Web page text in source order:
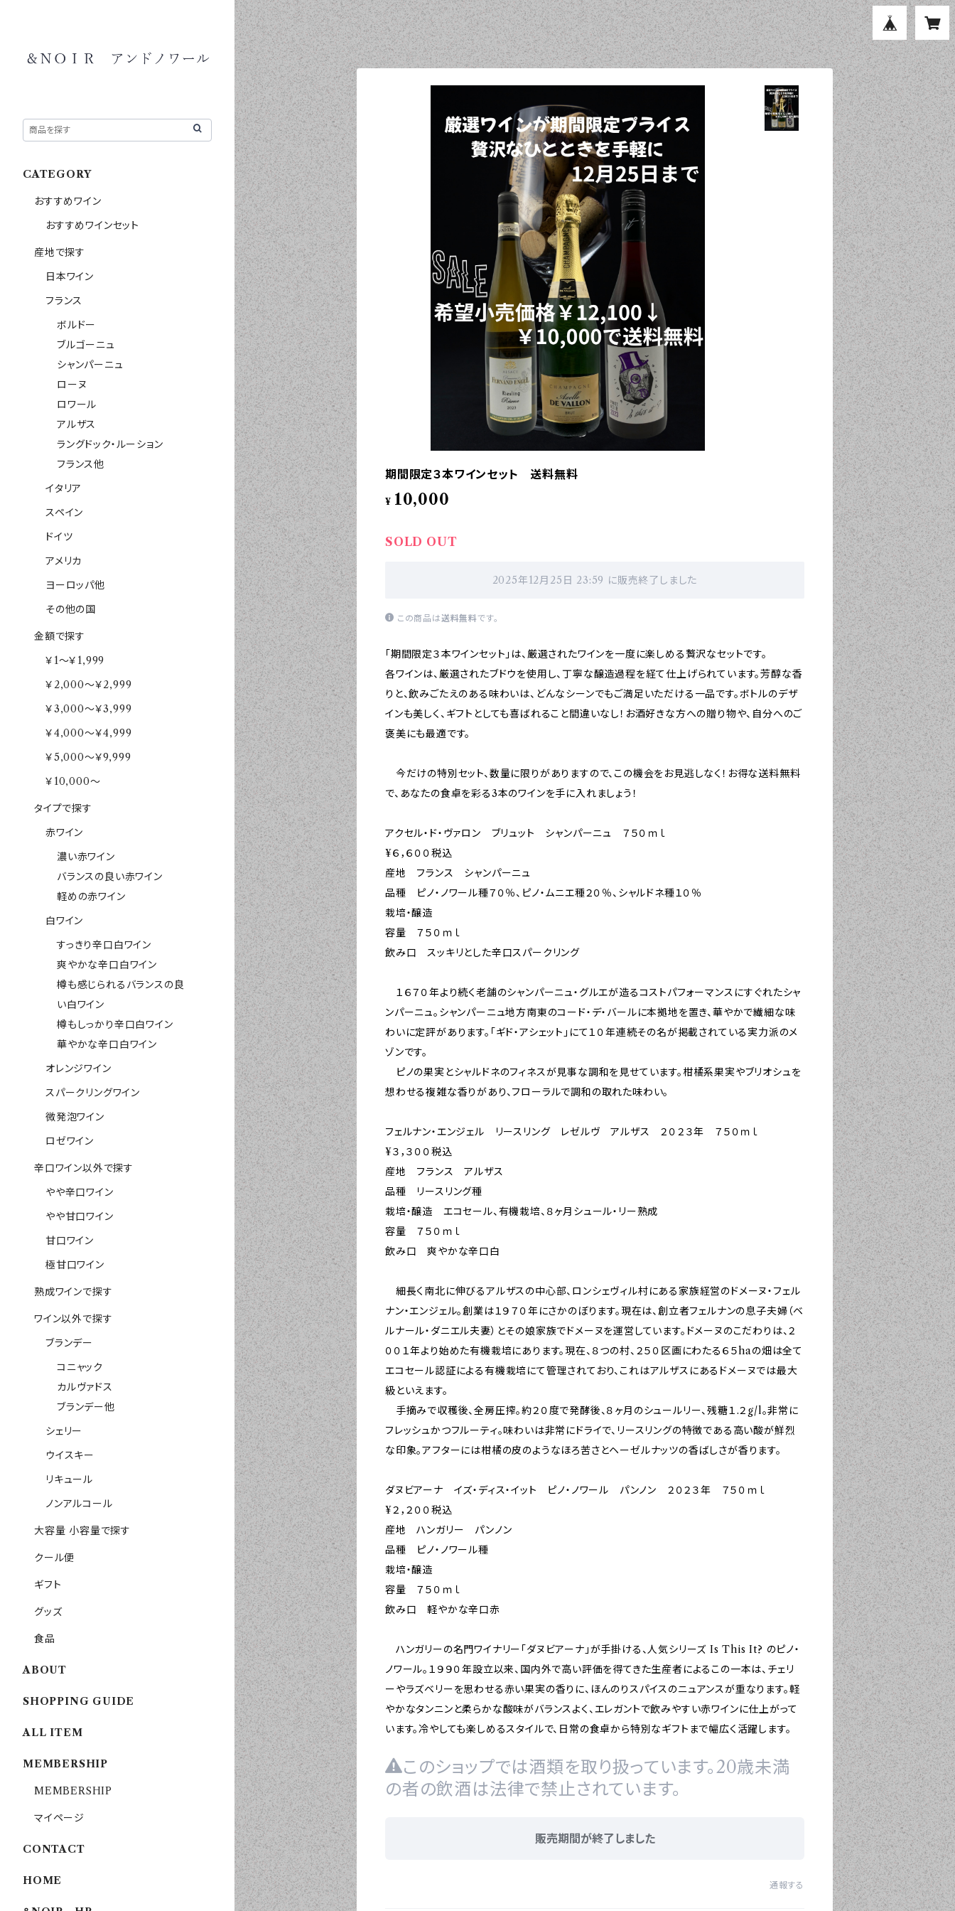
期間限定３本ワインセット 送料無料
¥ 10,000
SOLD OUT
2025年12月25日 23:59 に販売終了しました
この商品は送料無料です。
「期間限定３本ワインセット」は、厳選されたワインを一度に楽しめる贅沢なセットです。
各ワインは、厳選されたブドウを使用し、丁寧な醸造過程を経て仕上げられています。芳醇な香
りと、飲みごたえのある味わいは、どんなシーンでもご満足いただける一品です。ボトルのデザ
インも美しく、ギフトとしても喜ばれること間違いなし！お酒好きな方への贈り物や、自分へのご
褒美にも最適です。
今だけの特別セット、数量に限りがありますので、この機会をお見逃しなく！お得な送料無料
で、あなたの食卓を彩る3本のワインを手に入れましょう！
アクセル・ド・ヴァロン ブリュット シャンパーニュ ７５０ｍｌ
¥６，６００税込
産地 フランス シャンパーニュ
品種 ピノ・ノワール種７０％、ピノ・ムニエ種２０％、シャルドネ種１０％
栽培・醸造
容量 ７５０ｍｌ
飲み口 スッキリとした辛口スパークリング
１６７０年より続く老舗のシャンパーニュ・グルエが造るコストパフォーマンスにすぐれたシャ
ンパーニュ。シャンパーニュ地方南東のコード・デ・バールに本拠地を置き、華やかで繊細な味
わいに定評があります。「ギド・アシェット」にて１０年連続その名が掲載されている実力派のメ
ゾンです。
ピノの果実とシャルドネのフィネスが見事な調和を見せています。柑橘系果実やブリオシュを
想わせる複雑な香りがあり、フローラルで調和の取れた味わい。
フェルナン・エンジェル リースリング レゼルヴ アルザス ２０２３年 ７５０ｍｌ
¥３，３００税込
産地 フランス アルザス
品種 リースリング種
栽培・醸造 エコセール、有機栽培、８ヶ月シュール・リー熟成
容量 ７５０ｍｌ
飲み口 爽やかな辛口白
細長く南北に伸びるアルザスの中心部、ロンシェヴィル村にある家族経営のドメーヌ・フェル
ナン・エンジェル。創業は１９７０年にさかのぼります。現在は、創立者フェルナンの息子夫婦（ベ
ルナール・ダニエル夫妻）とその娘家族でドメーヌを運営しています。ドメーヌのこだわりは、２
００１年より始めた有機栽培にあります。現在、８つの村、２５０区画にわたる６５haの畑は全て
エコセール認証による有機栽培にて管理されており、これはアルザスにあるドメーヌでは最大
級といえます。
手摘みで収穫後、全房圧搾。約２０度で発酵後、８ヶ月のシュールリー、残糖１.２g/l。非常に
フレッシュかつフルーティ。味わいは非常にドライで、リースリングの特徴である高い酸が鮮烈
な印象。アフターには柑橘の皮のようなほろ苦さとヘーゼルナッツの香ばしさが香ります。
ダヌビアーナ イズ・ディス・イット ピノ・ノワール パンノン ２０２３年 ７５０ｍｌ
¥２，２００税込
産地 ハンガリー パンノン
品種 ピノ・ノワール種
栽培・醸造
容量 ７５０ｍｌ
飲み口 軽やかな辛口赤
ハンガリーの名門ワイナリー「ダヌビアーナ」が手掛ける、人気シリーズ Is This It? のピノ・
ノワール。１９９０年設立以来、国内外で高い評価を得てきた生産者によるこの一本は、チェリ
ーやラズベリーを思わせる赤い果実の香りに、ほんのりスパイスのニュアンスが重なります。軽
やかなタンニンと柔らかな酸味がバランスよく、エレガントで飲みやすい赤ワインに仕上がって
います。冷やしても楽しめるスタイルで、日常の食卓から特別なギフトまで幅広く活躍します。
このショップでは酒類を取り扱っています。20歳未満
の者の飲酒は法律で禁止されています。
販売期間が終了しました
通報する
CATEGORY
おすすめワイン
おすすめワインセット
産地で探す
日本ワイン
フランス
ボルドー
ブルゴーニュ
シャンパーニュ
ローヌ
ロワール
アルザス
ラングドック・ルーション
フランス他
イタリア
スペイン
ドイツ
アメリカ
ヨーロッパ他
その他の国
金額で探す
￥1～￥1,999
￥2,000～￥2,999
￥3,000～￥3,999
￥4,000～￥4,999
￥5,000～￥9,999
￥10,000～
タイプで探す
赤ワイン
濃い赤ワイン
バランスの良い赤ワイン
軽めの赤ワイン
白ワイン
すっきり辛口白ワイン
爽やかな辛口白ワイン
樽も感じられるバランスの良
い白ワイン
樽もしっかり辛口白ワイン
華やかな辛口白ワイン
オレンジワイン
スパークリングワイン
微発泡ワイン
ロゼワイン
辛口ワイン以外で探す
やや辛口ワイン
やや甘口ワイン
甘口ワイン
極甘口ワイン
熟成ワインで探す
ワイン以外で探す
ブランデー
コニャック
カルヴァドス
ブランデー他
シェリー
ウイスキー
リキュール
ノンアルコール
大容量 小容量で探す
クール便
ギフト
グッズ
食品
ABOUT
SHOPPING GUIDE
ALL ITEM
MEMBERSHIP
MEMBERSHIP
マイページ
CONTACT
HOME